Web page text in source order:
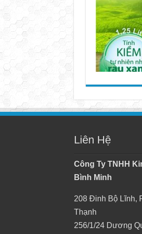
Liên Hệ
Công Ty TNHH
Bình Minh
208 Đinh Bộ Lĩnh,
Thạnh
256/1/24 Dương